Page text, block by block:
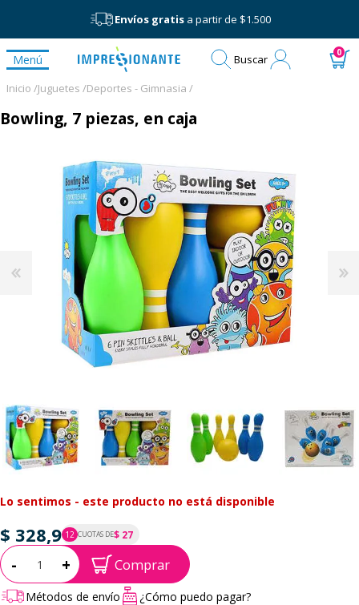
Envíos gratisa partir de $1.500
Menú Buscar 0
Inicio /Juguetes /Deportes - Gimnasia /
Bowling, 7 piezas, en caja
Lo sentimos - este producto no está disponible
$ 328,9 12 CUOTAS DE$ 27
P.T.F. $ 329
Cantidad:
- + Comprar
Métodos de envío
¿Cómo puedo pagar?